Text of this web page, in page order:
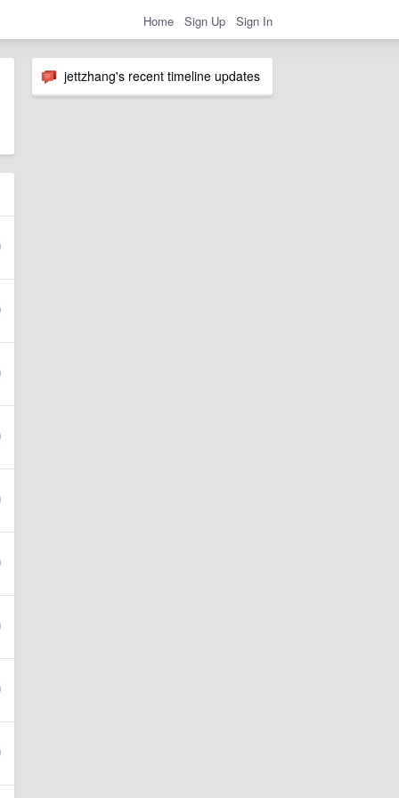
Home Sign Up Sign In
jettzhang's recent timeline updates